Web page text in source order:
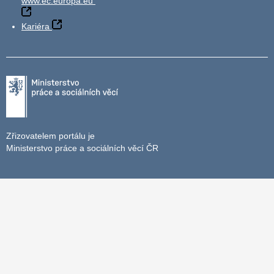
Kariéra
Zřizovatelem portálu je
Ministerstvo práce a sociálních věcí ČR